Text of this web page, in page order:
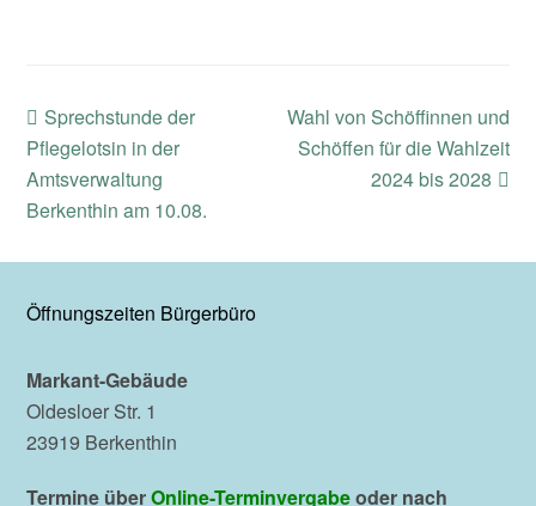
previous
post:
Sprechstunde der
Pflegelotsin in der
Amtsverwaltung
Berkenthin am 10.08.
next
post:
Wahl von Schöffinnen und
Schöffen für die Wahlzeit
2024 bis 2028
Öffnungszeiten Bürgerbüro
Markant-Gebäude
Oldesloer Str. 1
23919 Berkenthin
Termine überOnline-Terminvergabeoder nach